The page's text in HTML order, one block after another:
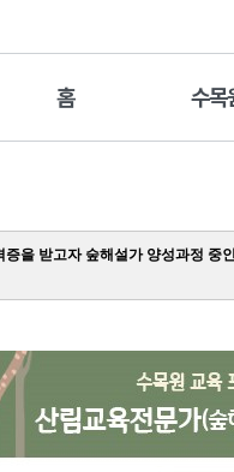
홈 수목
을 받고자 숲해설가 양성과정 중